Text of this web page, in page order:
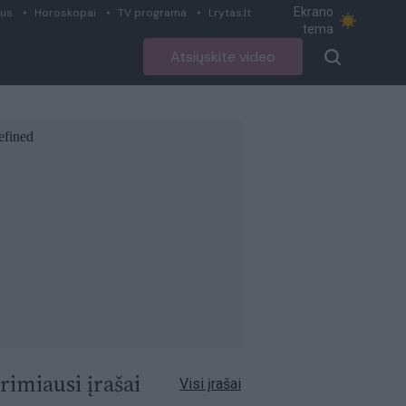
Horoskopai TV programa Lrytas.lt
Ekrano
tema
Atsiųskite video
įrašai Visi įrašai